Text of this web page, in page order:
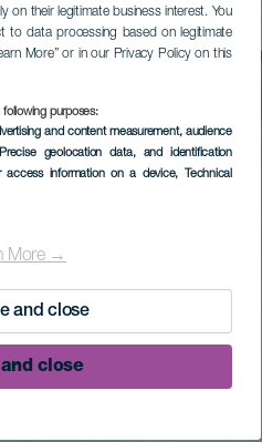
on their legitimate business interest. You
to data processing based on legitimate
More” or in our Privacy Policy on this
purposes:
and content measurement, audience
geolocation data, and identification
access information on a device, Technical
More →
and close
close